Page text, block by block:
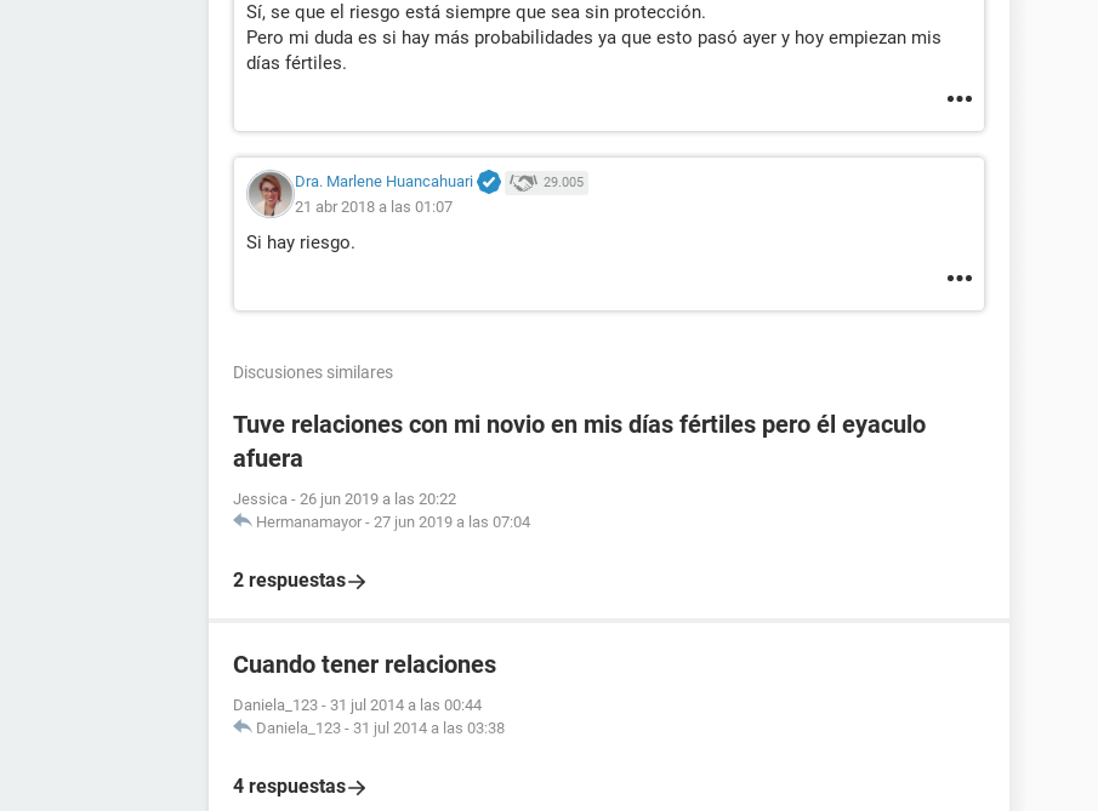
Sí, se que el riesgo está siempre que sea sin protección.
Pero mi duda es si hay más probabilidades ya que esto pasó ayer y hoy empiezan mis
días fértiles.
Dra. Marlene Huancahuari 29.005
21 abr 2018 a las 01:07
Si hay riesgo.
Discusiones similares
Tuve relaciones con mi novio en mis días fértiles pero él eyaculo
afuera
Jessica - 26 jun 2019 a las 20:22
Hermanamayor - 27 jun 2019 a las 07:04
2 respuestas
Cuando tener relaciones
Daniela_123 - 31 jul 2014 a las 00:44
Daniela_123 - 31 jul 2014 a las 03:38
4 respuestas